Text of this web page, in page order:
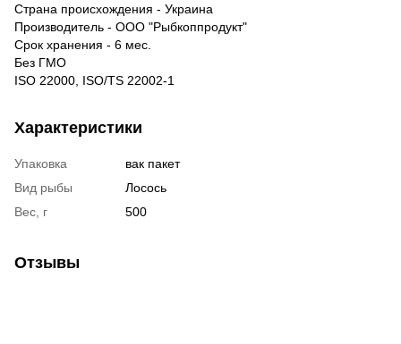
Страна происхождения - Украина
Производитель - ООО "Рыбкоппродукт"
Срок хранения - 6 мес.
Без ГМО
ISO 22000, ISO/TS 22002-1
Характеристики
Упаковка
вак пакет
Вид рыбы
Лосось
Вес, г
500
Отзывы